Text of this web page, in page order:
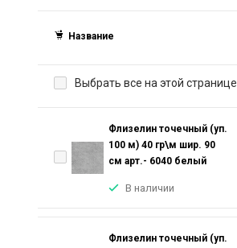
Название
Выбрать все на этой странице
Флизелин точечный (уп.
100 м) 40 гр\м шир. 90
см арт.- 6040 белый
В наличии
Флизелин точечный (уп.